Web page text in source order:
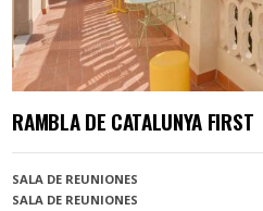
RAMBLA DE CATALUNYA FIRST
SALA DE REUNIONES
SALA DE REUNIONES